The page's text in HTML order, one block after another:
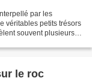
par les
véritables petits trésors
souvent plusieurs
le roc